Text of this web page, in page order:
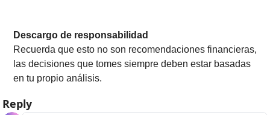
Descargo de responsabilidad
Recuerda que esto no son recomendaciones financieras,
las decisiones que tomes siempre deben estar basadas
en tu propio análisis.
Reply